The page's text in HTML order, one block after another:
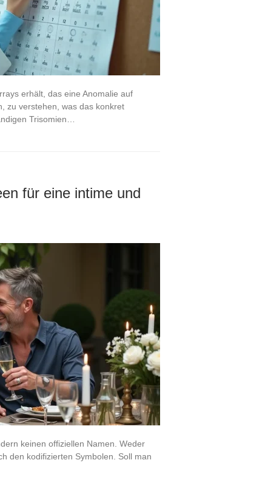
erhält, das eine Anomalie auf
zu verstehen, was das konkret
Trisomien…
für eine intime und
keinen offiziellen Namen. Weder
den kodifizierten Symbolen. Soll man